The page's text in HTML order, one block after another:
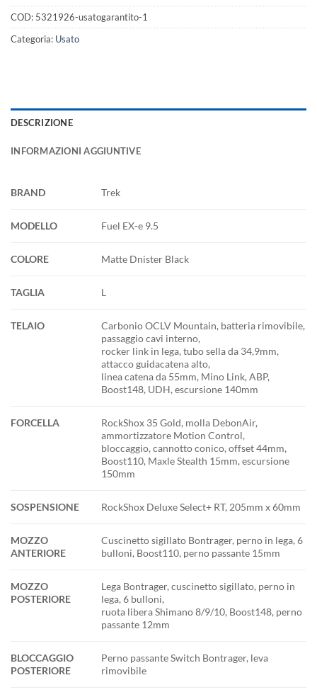
COD: 5321926-usatogarantito-1
Categoria: Usato
DESCRIZIONE
INFORMAZIONI AGGIUNTIVE
BRAND Trek
MODELLO Fuel EX-e 9.5
COLORE Matte Dnister Black
TAGLIA L
TELAIO
Carbonio OCLV Mountain, batteria rimovibile,
passaggio cavi interno,
rocker link in lega, tubo sella da 34,9mm,
attacco guidacatena alto,
linea catena da 55mm, Mino Link, ABP,
Boost148, UDH, escursione 140mm
FORCELLA
RockShox 35 Gold, molla DebonAir,
ammortizzatore Motion Control,
bloccaggio, cannotto conico, offset 44mm,
Boost110, Maxle Stealth 15mm, escursione
150mm
SOSPENSIONE RockShox Deluxe Select+ RT, 205mm x 60mm
MOZZO
ANTERIORE
Cuscinetto sigillato Bontrager, perno in lega, 6
bulloni, Boost110, perno passante 15mm
MOZZO
POSTERIORE
Lega Bontrager, cuscinetto sigillato, perno in
lega, 6 bulloni,
ruota libera Shimano 8/9/10, Boost148, perno
passante 12mm
BLOCCAGGIO
POSTERIORE
Perno passante Switch Bontrager, leva
rimovibile